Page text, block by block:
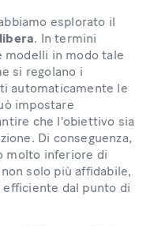
esplorato il
. In termini
modelli in modo tale
si regolano i
automaticamente le
impostare
che l'obiettivo sia
Di conseguenza,
molto inferiore di
solo più affidabile,
efficiente dal punto di